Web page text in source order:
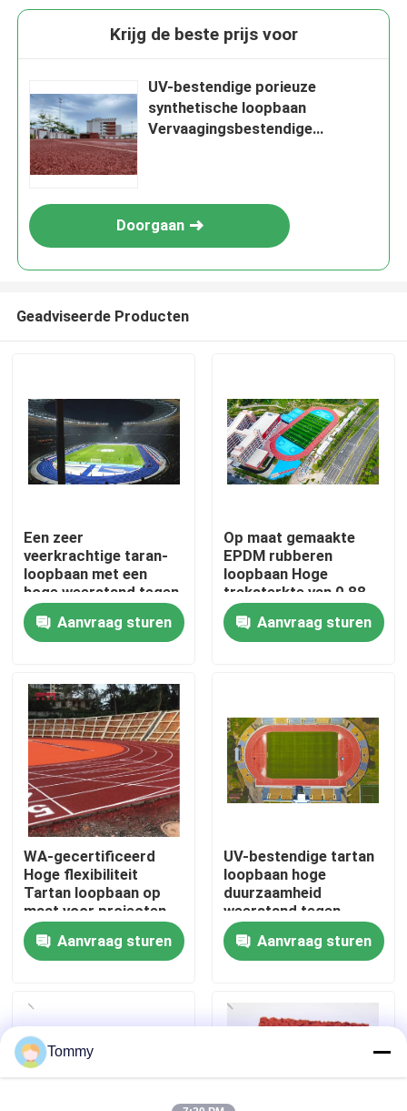
Huis
Producten
Video's
Over Ons
Fabriekstour
Kwaliteitscontrole
Neem contact met ons op
Gevallen
Krijg de beste prijs voor
UV-bestendige porieuze
synthetische loopbaan
Vervaagingsbestendige
Doorgaan
Geadviseerde Producten
Een zeer
veerkrachtige taran-
loopbaan met een
hoge weerstand tegen
beschadiging
Aanvraag sturen
Op maat gemaakte
EPDM rubberen
loopbaan Hoge
treksterkte van 0,88
N/m2
Aanvraag sturen
WA-gecertificeerd
Hoge flexibiliteit
Tartan loopbaan op
maat voor projecten
Aanvraag sturen
UV-bestendige tartan
loopbaan hoge
duurzaamheid
weerstand tegen
schade
Aanvraag sturen
Tommy